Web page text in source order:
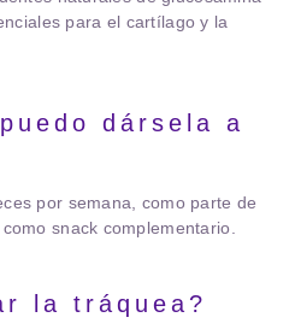
para el cartílago y la
dársela a
por semana, como parte de
snack complementario.
la tráquea?